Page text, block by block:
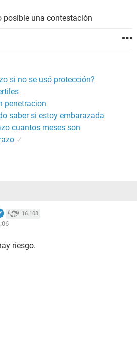
posible una contestación
si no se usó protección?
penetracion
saber si estoy embarazada
cuantos meses son
✓
16.108
riesgo.